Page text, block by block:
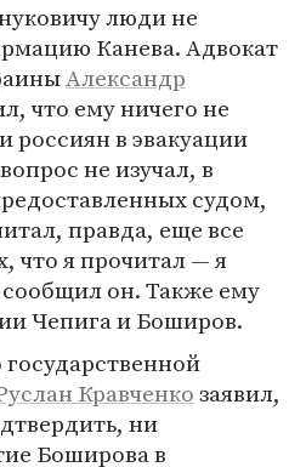
люди не
Канева. Адвокат
Александр
что ему ничего не
россиян в эвакуации
не изучал, в
судом,
правда, еще все
что я прочитал — я
он. Также ему
Чепига и Боширов.
Кравченкозаявил,
ни
Боширова в